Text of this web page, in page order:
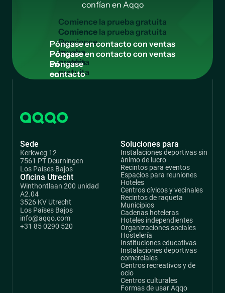
confían en Aqqo
Comiencela pruebagratuita
Comience
la
prueba
gratuita
Póngaseencontactoconventas
Póngase
en
contacto
Sede
Kerkweg 12
7561 PT Deurningen
Los Países Bajos
Oficina Utrecht
Winthontlaan 200 unidad
A2.04
3526 KV Utrecht
Los Países Bajos
info@aqqo.com
+31 85 0290 520
Soluciones para
Instalaciones deportivas sin
ánimo de lucro
Recintos para eventos
Espacios para reuniones
Hoteles
Centros cívicos y vecinales
Recintos de raqueta
Municipios
Cadenas hoteleras
Hoteles independientes
Organizaciones sociales
Hostelería
Instituciones educativas
Instalaciones deportivas
comerciales
Centros recreativos y de
ocio
Centros culturales
Formas de usar Aqqo